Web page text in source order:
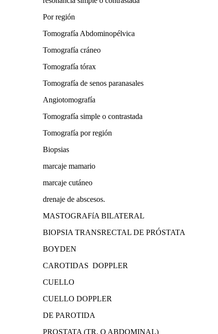
Por región
Tomografía Abdominopélvica
Tomografía cráneo
Tomografía tórax
Tomografía de senos paranasales
Angiotomografía
Tomografía simple o contrastada
Tomografía por región
Biopsias
marcaje mamario
marcaje cutáneo
drenaje de abscesos.
MASTOGRAFíA BILATERAL
BIOPSIA TRANSRECTAL DE PRÓSTATA
BOYDEN
CAROTIDAS DOPPLER
CUELLO
CUELLO DOPPLER
DE PAROTIDA
PROSTATA (TR. O ABDOMINAL)